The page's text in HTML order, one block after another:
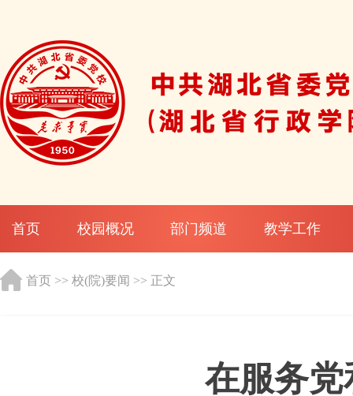
首页 校园概况 部门频道 教学工作
首页 >> 校(院)要闻 >> 正文
在服务